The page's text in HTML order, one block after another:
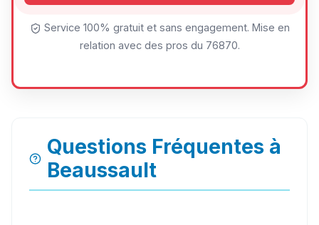
Service 100% gratuit et sans engagement. Mise en
relation avec des pros du 76870.
Questions Fréquentes à
Beaussault